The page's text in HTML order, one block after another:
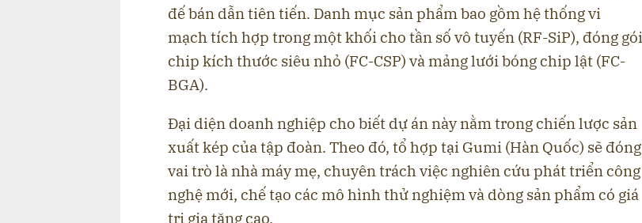
đế bán dẫn tiên tiến. Danh mục sản phẩm bao gồm hệ thống vi
mạch tích hợp trong một khối cho tần số vô tuyến (RF-SiP), đóng gói
chip kích thước siêu nhỏ (FC-CSP) và mảng lưới bóng chip lật (FC-
BGA).
Đại diện doanh nghiệp cho biết dự án này nằm trong chiến lược sản
xuất kép của tập đoàn. Theo đó, tổ hợp tại Gumi (Hàn Quốc) sẽ đóng
vai trò là nhà máy mẹ, chuyên trách việc nghiên cứu phát triển công
nghệ mới, chế tạo các mô hình thử nghiệm và dòng sản phẩm có giá
trị gia tăng cao.